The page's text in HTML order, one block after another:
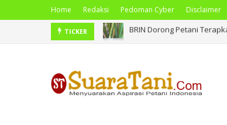
Home Redaksi Pedoman Cyber Disclaimer
TICKER
BRIN Dorong Petani
BNPB Catat Peristiwa